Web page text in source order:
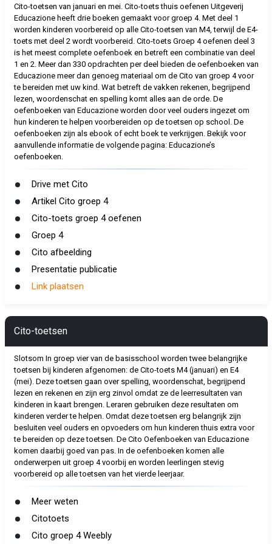
Cito-toetsen van januari en mei. Cito-toets thuis oefenen Uitgeverij
Educazione heeft drie boeken gemaakt voor groep 4. Met deel 1
worden kinderen voorbereid op alle Cito-toetsen van M4, terwijl de E4-
toets met deel 2 wordt voorbereid. Cito-toets Groep 4 oefenen deel 3
is het meest complete oefenboek en betreft een combinatie van deel
1 en 2. Meer dan 330 opdrachten per deel bieden de oefenboeken van
Educazione meer dan genoeg materiaal om de Cito van groep 4 voor
te bereiden met uw kind. Wat betreft de vakken rekenen, begrijpend
lezen, woordenschat en spelling komt alles aan de orde. De
oefenboeken van Educazione worden door veel ouders ingezet om
hun kinderen te helpen voorbereiden op de toetsen op school. De
oefenboeken zijn als ebook of echt boek te verkrijgen. Bekijk voor
aanvullende informatie de volgende pagina: Educazione’s
oefenboeken.
Drive met Cito
Artikel Cito groep 4
Cito-toets groep 4 oefenen
Groep 4
Cito afbeelding
Presentatie publicatie
Link plaatsen
Cito-toetsen
Slotsom In groep vier van de basisschool worden twee belangrijke
toetsen bij kinderen afgenomen: de Cito-toets M4 (januari) en E4
(mei). Deze toetsen gaan over spelling, woordenschat, begrijpend
lezen en rekenen en zijn erg zinvol omdat ze de leerresultaten van
kinderen in kaart brengen. Leraren gebruiken deze resultaten om
kinderen verder te helpen. Omdat deze toetsen erg belangrijk zijn
besluiten veel ouders en opvoeders om hun kinderen thuis extra voor
te bereiden op deze toetsen. De Cito Oefenboeken van Educazione
komen daarbij goed van pas. In de oefenboeken komen alle
onderwerpen uit groep 4 voorbij en worden leerlingen stevig
voorbereid op alle toetsen van het vierde leerjaar.
Meer weten
Citotoets
Cito groep 4 Weebly